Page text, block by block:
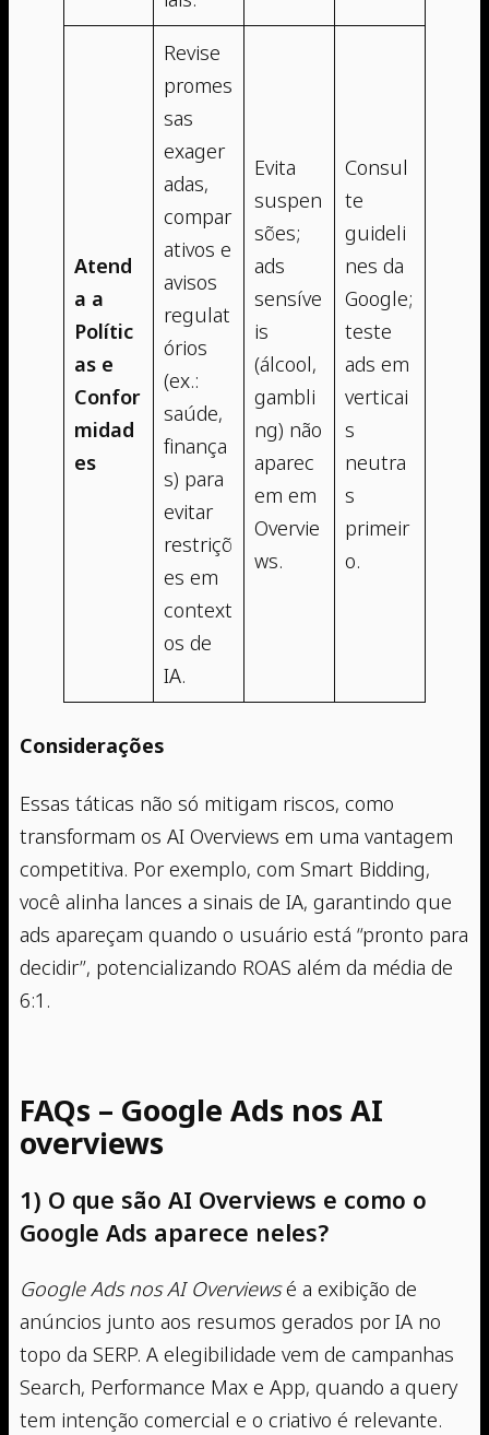
Atend
a a
Polític
as e
Confor
midad
es
Revise
promes
sas
exager
adas,
compar
ativos e
avisos
regulat
órios
(ex.:
saúde,
finança
s) para
evitar
restriçõ
es em
context
os de
IA.
Evita
suspen
sões;
ads
sensíve
is
(álcool,
gambli
ng) não
aparec
em em
Overvie
ws.
Consul
te
guideli
nes da
Google;
teste
ads em
verticai
s
neutra
s
primeir
o.
Considerações
Essas táticas não só mitigam riscos, como
transformam os AI Overviews em uma vantagem
competitiva. Por exemplo, com Smart Bidding,
você alinha lances a sinais de IA, garantindo que
ads apareçam quando o usuário está “pronto para
decidir”, potencializando ROAS além da média de
6:1.
FAQs – Google Ads nos AI
overviews
1) O que são AI Overviews e como o
Google Ads aparece neles?
Google Ads nos AI Overviewsé a exibição de
anúncios junto aos resumos gerados por IA no
topo da SERP. A elegibilidade vem de campanhas
Search, Performance Max e App, quando a query
tem intenção comercial e o criativo é relevante.